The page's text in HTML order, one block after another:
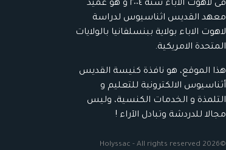
فى لاهوت الاباء سنة ٢٠٠٤ و هو عميد
معهد القديس اثناسيوس لدراسة
لاهوت الاباء بولاية ببنسلفانيا بالولايات
المتحدة الامريكية.
هذا الموقع، هو نافذة كنيسة القديس
أثناسيوس الالكترونية للتعليم و
التلمذة و الخدمات الكنسية، وليس
مجالا للدردشة وتبادل الآراء !
©2026 Holyssac - All rights reserved